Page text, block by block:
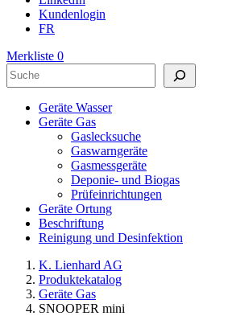
Kundenlogin
FR
Merkliste 0
Suchen
Geräte Wasser
Geräte Gas
Gaslecksuche
Gaswarngeräte
Gasmessgeräte
Deponie- und Biogas
Prüfeinrichtungen
Geräte Ortung
Beschriftung
Reinigung und Desinfektion
K. Lienhard AG
Produktekatalog
Geräte Gas
SNOOPER mini